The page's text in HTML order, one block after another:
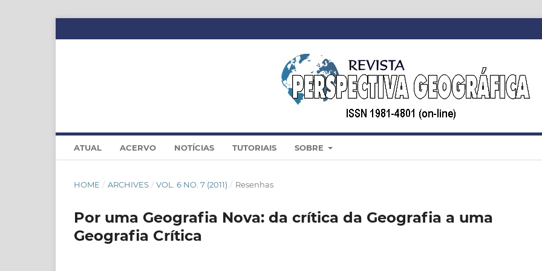
ATUAL ACERVO NOTÍCIAS TUTORIAIS SOBRE
HOME / ARCHIVES / VOL. 6 NO. 7 (2011) / Resenhas
Por uma Geografia Nova: da crítica da Geografia a uma
Geografia Crítica